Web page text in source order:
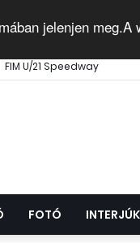
jelenjen
FIM U/21 Speedway
FOTÓ INTERJÚK